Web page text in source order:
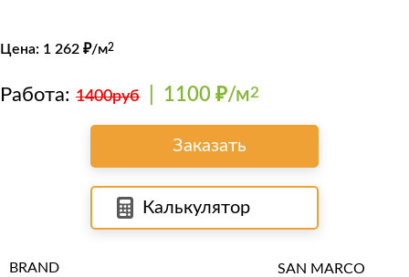
Цена: 1 262 ₽/м2
Работа: 1400руб 1100 ₽/м2
Заказать
Калькулятор
BRAND SAN MARCO